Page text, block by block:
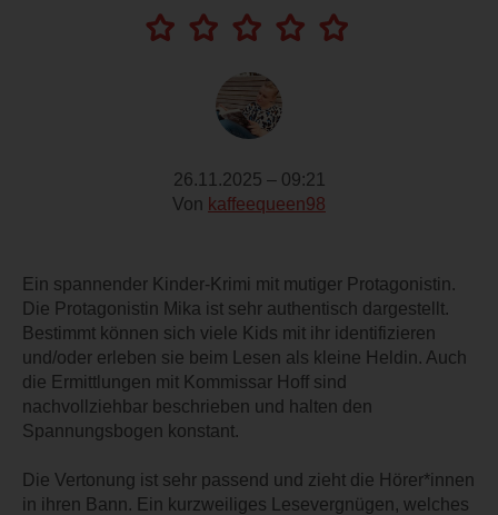
26.11.2025 – 09:21
Von kaffeequeen98
Ein spannender Kinder-Krimi mit mutiger Protagonistin.
Die Protagonistin Mika ist sehr authentisch dargestellt.
Bestimmt können sich viele Kids mit ihr identifizieren
und/oder erleben sie beim Lesen als kleine Heldin. Auch
die Ermittlungen mit Kommissar Hoff sind
nachvollziehbar beschrieben und halten den
Spannungsbogen konstant.
Die Vertonung ist sehr passend und zieht die Hörer*innen
in ihren Bann. Ein kurzweiliges Lesevergnügen, welches